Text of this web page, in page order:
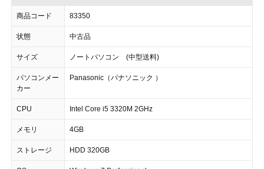
商品コード 83350
状態 中古品
サイズ ノートパソコン (中型送料)
パソコンメー
カー
Panasonic（パナソニック ）
CPU Intel Core i5 3320M 2GHz
メモリ 4GB
ストレージ HDD 320GB